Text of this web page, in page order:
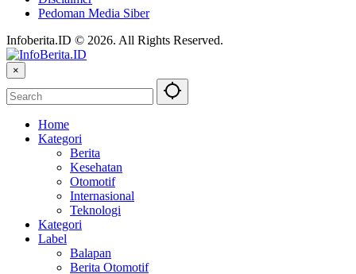
Pedoman Media Siber
Infoberita.ID © 2026. All Rights Reserved.
×
Home
Kategori
Berita
Kesehatan
Otomotif
Internasional
Teknologi
Kategori
Label
Balapan
Berita Otomotif